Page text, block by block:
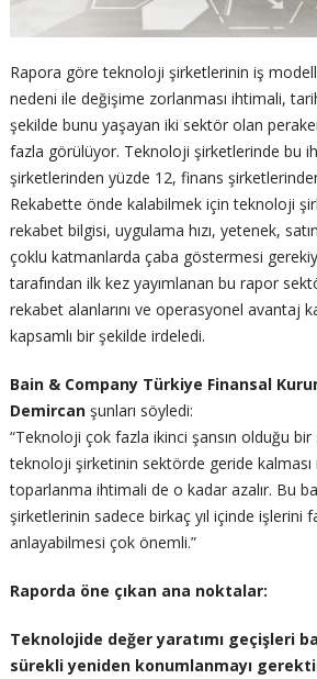
Rapora göre teknoloji şirketlerinin iş
nedeni ile değişime zorlanması ihtimali,
şekilde bunu yaşayan iki sektör olan
fazla görülüyor. Teknoloji şirketlerinde bu
şirketlerinden yüzde 12, finans
Rekabette önde kalabilmek için teknoloji
rekabet bilgisi, uygulama hızı, yetenek,
çoklu katmanlarda çaba göstermesi
tarafından ilk kez yayımlanan bu rapor
rekabet alanlarını ve operasyonel avantaj
kapsamlı bir şekilde irdeledi.
Bain & Company Türkiye Finansal
Demircanşunları söyledi:
“Teknoloji çok fazla ikinci şansın olduğu
teknoloji şirketinin sektörde geride
toparlanma ihtimali de o kadar azalır. Bu
şirketlerinin sadece birkaç yıl içinde işlerini
anlayabilmesi çok önemli.”
Raporda öne çıkan ana noktalar:
Teknolojide değer yaratımı geçişleri
sürekli yeniden konumlanmayı